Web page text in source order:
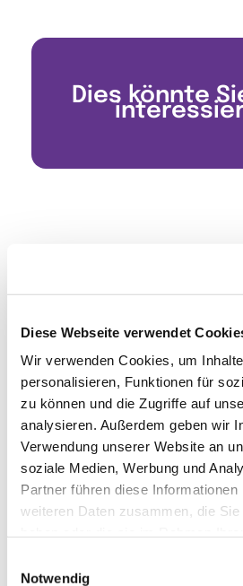
Diese Webseite verwendet
Wir verwenden Cookies, um
personalisieren, Funktionen für
zu können und die Zugriffe auf
analysieren. Außerdem geben wir
Verwendung unserer Website an
soziale Medien, Werbung und
Partner führen diese
weiteren Daten zusammen, die
Notwendig
Dies könnte